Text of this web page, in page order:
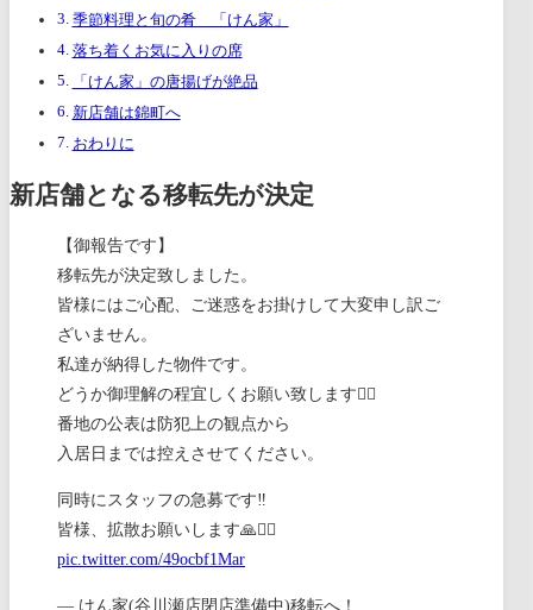
季節料理と旬の肴 「けん家」
落ち着くお気に入りの席
「けん家」の唐揚げが絶品
新店舗は錦町へ
おわりに
新店舗となる移転先が決定
【御報告です】
移転先が決定致しました。
皆様にはご心配、ご迷惑をお掛けして大変申し訳ご
ざいません。
私達が納得した物件です。
どうか御理解の程宜しくお願い致します🙇‍♂️
番地の公表は防犯上の観点から
入居日までは控えさせてください。
同時にスタッフの急募です‼️
皆様、拡散お願いします🙏🙇‍♂️
pic.twitter.com/49ocbf1Mar
— けん家(谷川瀬店閉店準備中)移転へ！